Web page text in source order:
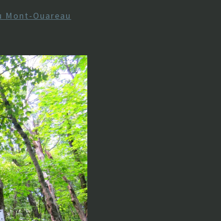
Mont-Ouareau